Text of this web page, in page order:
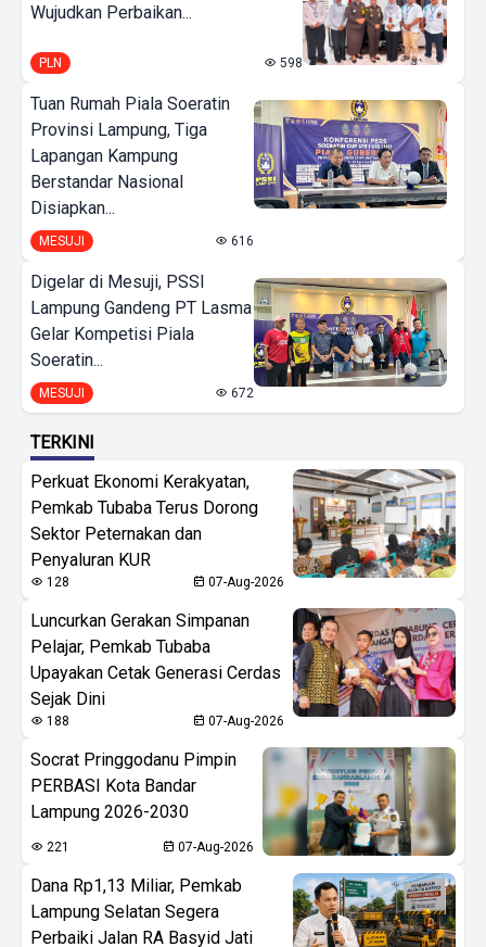
Wujudkan Perbaikan...
PLN 598
Tuan Rumah Piala Soeratin
Provinsi Lampung, Tiga
Lapangan Kampung
Berstandar Nasional
Disiapkan...
MESUJI 616
Digelar di Mesuji, PSSI
Lampung Gandeng PT Lasma
Gelar Kompetisi Piala
Soeratin...
MESUJI 672
TERKINI
Perkuat Ekonomi Kerakyatan,
Pemkab Tubaba Terus Dorong
Sektor Peternakan dan
Penyaluran KUR
128 07-Aug-2026
Luncurkan Gerakan Simpanan
Pelajar, Pemkab Tubaba
Upayakan Cetak Generasi Cerdas
Sejak Dini
188 07-Aug-2026
Socrat Pringgodanu Pimpin
PERBASI Kota Bandar
Lampung 2026-2030
221 07-Aug-2026
Dana Rp1,13 Miliar, Pemkab
Lampung Selatan Segera
Perbaiki Jalan RA Basyid Jati